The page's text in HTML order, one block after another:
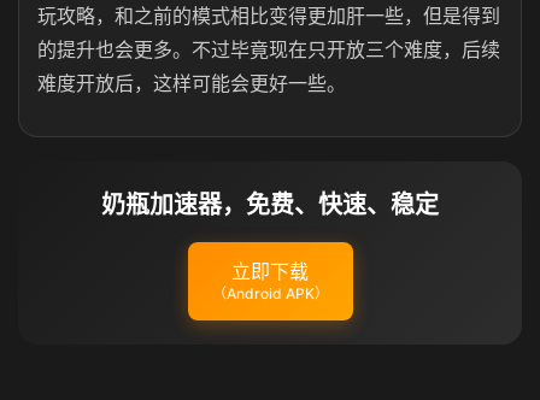
玩攻略，和之前的模式相比变得更加肝一些，但是得到
的提升也会更多。不过毕竟现在只开放三个难度，后续
难度开放后，这样可能会更好一些。
奶瓶加速器，免费、快速、稳定
立即下载
（Android APK）